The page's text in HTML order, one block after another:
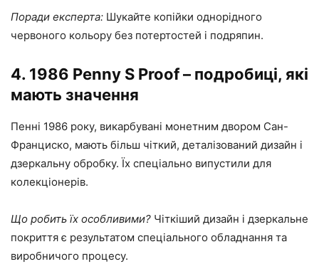
Поради експерта: Шукайте копійки однорідного
червоного кольору без потертостей і подряпин.
4. 1986 Penny S Proof – подробиці, які
мають значення
Пенні 1986 року, викарбувані монетним двором Сан-
Франциско, мають більш чіткий, деталізований дизайн і
дзеркальну обробку. Їх спеціально випустили для
колекціонерів.
Що робить їх особливими? Чіткіший дизайн і дзеркальне
покриття є результатом спеціального обладнання та
виробничого процесу.